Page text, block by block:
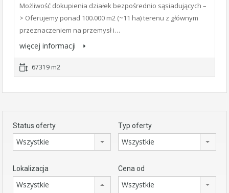
Możliwość dokupienia działek bezpośrednio sąsiadujących –
> Oferujemy ponad 100.000 m2 (~11 ha) terenu z głównym
przeznaczeniem na przemysł i…
więcej informacji
67319 m2
Status oferty
Wszystkie
Typ oferty
Wszystkie
Lokalizacja
Wszystkie
Cena od
Wszystkie